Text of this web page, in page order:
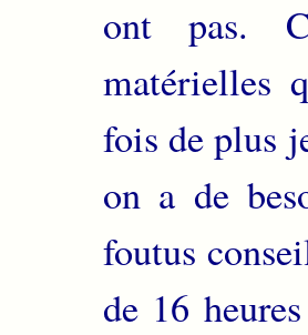
ont pas.
matérielles
fois de plus
on a de
foutus
de 16